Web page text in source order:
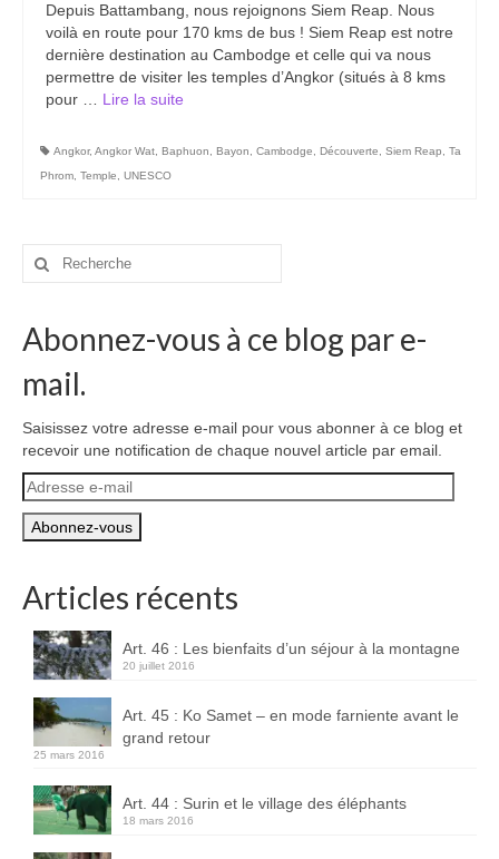
Carte du Cambodge
Cambodge – Infos
Toutes à l’école
Paludisme au Cambodge
France
Notre région, la Normandie
Blog
Catégories
Boucles d’articles
Archives des articles
Nuage d’étiquettes
Flux RSS : Les articles
Flux Rss : Les commentaires
Images à la Une
Menu
Depuis Battambang, nous rejoignons Siem Reap. Nous
voilà en route pour 170 kms de bus ! Siem Reap est notre
dernière destination au Cambodge et celle qui va nous
permettre de visiter les temples d’Angkor (situés à 8 kms
pour … Lire la suite­­
Angkor, Angkor Wat Baphuon Bayon Cambodge Découverte Siem Reap
Ta
Phrom Temple UNESCO
Rechercher
Abonnez-vous à ce blog par e-
mail.
Saisissez votre adresse e-mail pour vous abonner à ce blog et
recevoir une notification de chaque nouvel article par email.
Adresse
e-
mail
Articles récents
Art. 46 : Les bienfaits d’un séjour à la montagne
20 juillet 2016
Art. 45 : Ko Samet – en mode farniente avant le
grand retour
25 mars 2016
Art. 44 : Surin et le village des éléphants
18 mars 2016